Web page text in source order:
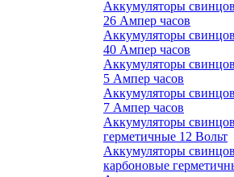
Аккумуляторы
26 Ампер часов
Аккумуляторы
40 Ампер часов
Аккумуляторы
5 Ампер часов
Аккумуляторы
7 Ампер часов
Аккумуляторы
герметичные 12 Вольт
Аккумуляторы
карбоновые